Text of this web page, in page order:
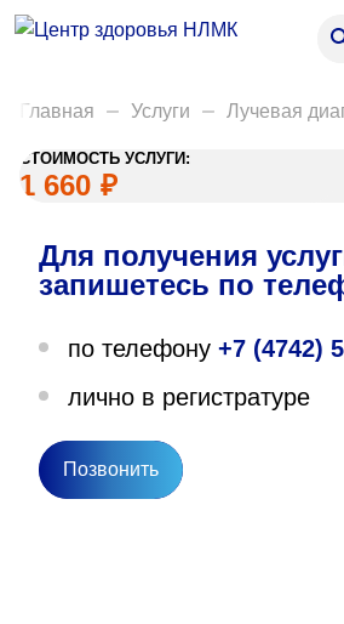
Анализы
Акции
Пациентам
Вакансии
О нас
Направления деятельности
Главная Услуги Лучевая
СТОИМОСТЬ УСЛУГИ:
1 660 ₽
Для получения
запишетесь по
по телефону +7 (4742)
лично в регистратуре
Позвонить